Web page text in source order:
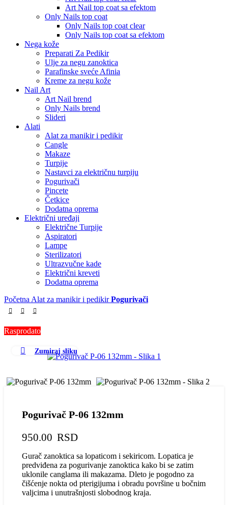
Art Nail top coat sa efektom
Only Nails top coat
Only Nails top coat clear
Only Nails top coat sa efektom
Nega kože
Preparati Za Pedikir
Ulje za negu zanoktica
Parafinske sveće Afinia
Kreme za negu kože
Nail Art
Art Nail brend
Only Nails brend
Slideri
Alati
Alat za manikir i pedikir
Cangle
Makaze
Turpije
Nastavci za električnu turpiju
Pogurivači
Pincete
Četkice
Dodatna oprema
Električni uređaji
Električne Turpije
Aspiratori
Lampe
Sterilizatori
Ultrazvučne kade
Električni kreveti
Dodatna oprema
Početna Alat za manikir i pedikirPogurivači
Rasprodato
Zumiraj sliku
Pogurivač P-06 132mm
950.00 RSD
Gurač zanoktica sa lopaticom i sekiricom. Lopatica je
predviđena za pogurivanje zanoktica kako bi se zatim
uklonile canglama ili makazama. Dleto je pogodno za
čišćenje nokta od pterigijuma i obradu površine u bočnim
valjcima i unutrašnjosti slobodnog kraja.